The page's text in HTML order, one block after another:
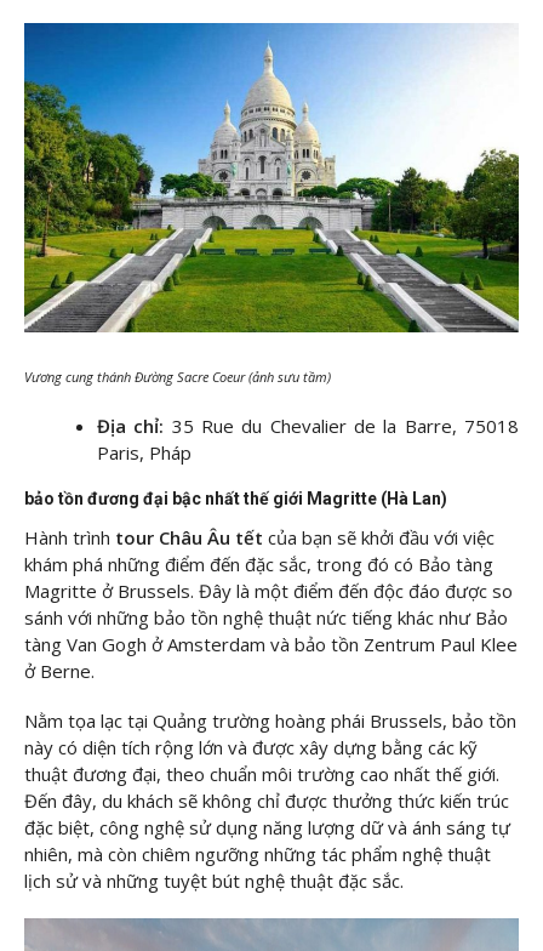
Vương cung thánh Đường Sacre Coeur (ảnh sưu tầm)
Địa chỉ: 35 Rue du Chevalier de la Barre, 75018
Paris, Pháp
bảo tồn đương đại bậc nhất thế giới Magritte (Hà Lan)
Hành trình tour Châu Âu tết của bạn sẽ khởi đầu với việc
khám phá những điểm đến đặc sắc, trong đó có Bảo tàng
Magritte ở Brussels. Đây là một điểm đến độc đáo được so
sánh với những bảo tồn nghệ thuật nức tiếng khác như Bảo
tàng Van Gogh ở Amsterdam và bảo tồn Zentrum Paul Klee
ở Berne.
Nằm tọa lạc tại Quảng trường hoàng phái Brussels, bảo tồn
này có diện tích rộng lớn và được xây dựng bằng các kỹ
thuật đương đại, theo chuẩn môi trường cao nhất thế giới.
Đến đây, du khách sẽ không chỉ được thưởng thức kiến trúc
đặc biệt, công nghệ sử dụng năng lượng dữ và ánh sáng tự
nhiên, mà còn chiêm ngưỡng những tác phẩm nghệ thuật
lịch sử và những tuyệt bút nghệ thuật đặc sắc.